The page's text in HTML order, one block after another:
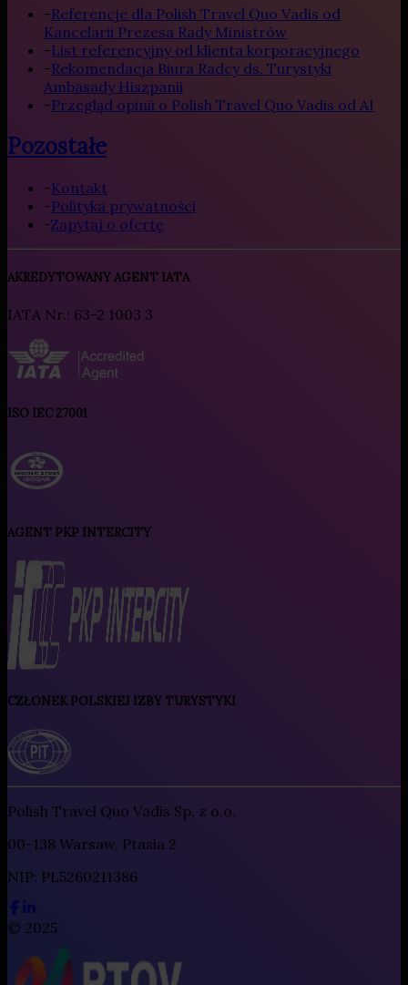
-Referencje dla Polish Travel Quo Vadis od
Kancelarii Prezesa Rady Ministrów
-List referencyjny od klienta korporacyjnego
-Rekomendacja Biura Radcy ds. Turystyki
Ambasady Hiszpanii
-Przegląd opinii o Polish Travel Quo Vadis od AI
Pozostałe
-Kontakt
-Polityka prywatności
-Zapytaj o ofertę
AKREDYTOWANY AGENT IATA
IATA Nr.: 63-2 1003 3
ISO IEC 27001
AGENT PKP INTERCITY
CZŁONEK POLSKIEJ IZBY TURYSTYKI
Polish Travel Quo Vadis Sp. z o.o.
00-138 Warsaw, Ptasia 2
NIP: PL5260211386
© 2025